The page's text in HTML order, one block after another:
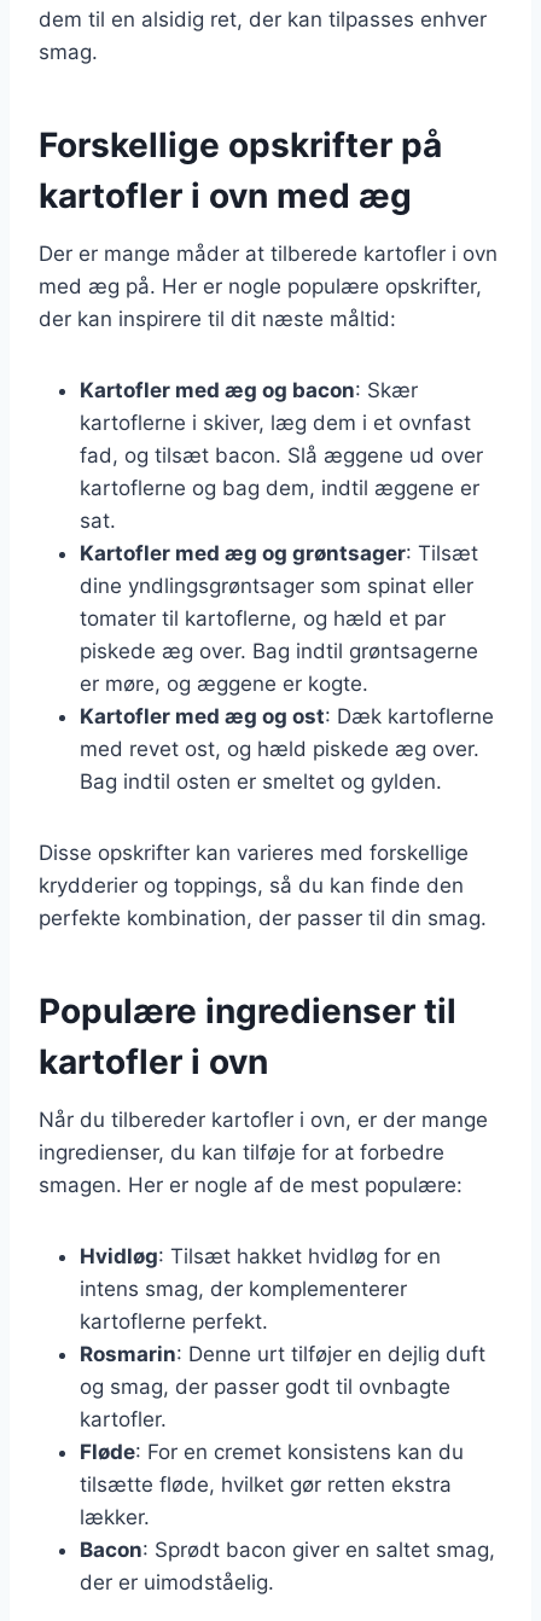
dem til en alsidig ret, der kan tilpasses enhver
smag.
Forskellige opskrifter på
kartofler i ovn med æg
Der er mange måder at tilberede kartofler i ovn
med æg på. Her er nogle populære opskrifter,
der kan inspirere til dit næste måltid:
Kartofler med æg og bacon: Skær
kartoflerne i skiver, læg dem i et ovnfast
fad, og tilsæt bacon. Slå æggene ud over
kartoflerne og bag dem, indtil æggene er
sat.
Kartofler med æg og grøntsager: Tilsæt
dine yndlingsgrøntsager som spinat eller
tomater til kartoflerne, og hæld et par
piskede æg over. Bag indtil grøntsagerne
er møre, og æggene er kogte.
Kartofler med æg og ost: Dæk kartoflerne
med revet ost, og hæld piskede æg over.
Bag indtil osten er smeltet og gylden.
Disse opskrifter kan varieres med forskellige
krydderier og toppings, så du kan finde den
perfekte kombination, der passer til din smag.
Populære ingredienser til
kartofler i ovn
Når du tilbereder kartofler i ovn, er der mange
ingredienser, du kan tilføje for at forbedre
smagen. Her er nogle af de mest populære:
Hvidløg: Tilsæt hakket hvidløg for en
intens smag, der komplementerer
kartoflerne perfekt.
Rosmarin: Denne urt tilføjer en dejlig duft
og smag, der passer godt til ovnbagte
kartofler.
Fløde: For en cremet konsistens kan du
tilsætte fløde, hvilket gør retten ekstra
lækker.
Bacon: Sprødt bacon giver en saltet smag,
der er uimodståelig.